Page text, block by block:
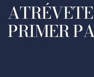
PRIMER